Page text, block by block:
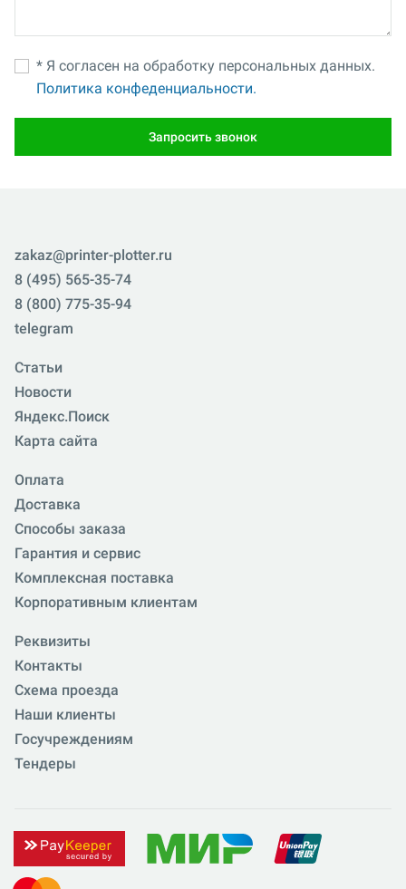
* Я согласен на обработку персональных данных.
Политика конфеденциальности.
Запросить звонок
zakaz@printer-plotter.ru
8 (495) 565-35-74
8 (800) 775-35-94
telegram
Статьи
Новости
Яндекс.Поиск
Карта сайта
Оплата
Доставка
Способы заказа
Гарантия и сервис
Комплексная поставка
Корпоративным клиентам
Реквизиты
Контакты
Схема проезда
Наши клиенты
Госучреждениям
Тендеры